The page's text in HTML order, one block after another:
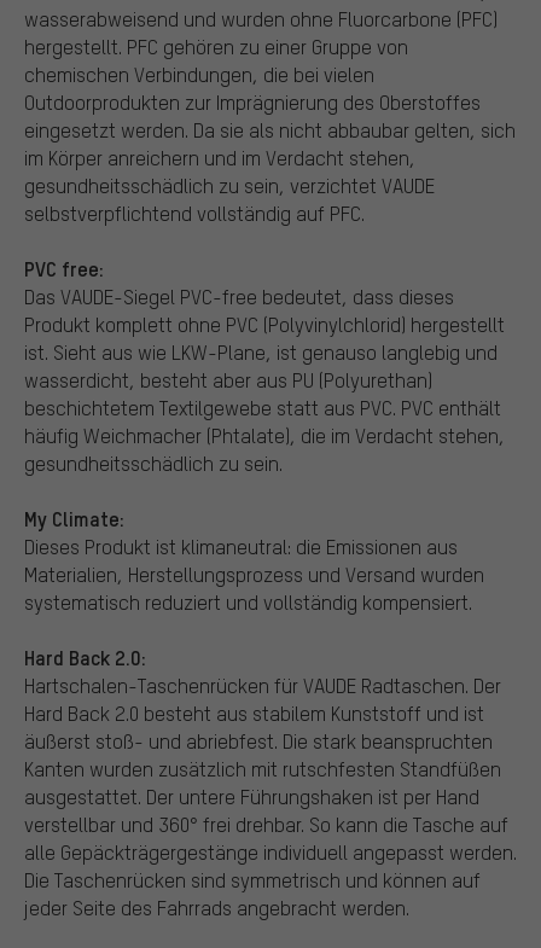
wasserabweisend und wurden ohne Fluorcarbone (PFC)
hergestellt. PFC gehören zu einer Gruppe von
chemischen Verbindungen, die bei vielen
Outdoorprodukten zur Imprägnierung des Oberstoffes
eingesetzt werden. Da sie als nicht abbaubar gelten, sich
im Körper anreichern und im Verdacht stehen,
gesundheitsschädlich zu sein, verzichtet VAUDE
selbstverpflichtend vollständig auf PFC.
PVC free:
Das VAUDE-Siegel PVC-free bedeutet, dass dieses
Produkt komplett ohne PVC (Polyvinylchlorid) hergestellt
ist. Sieht aus wie LKW-Plane, ist genauso langlebig und
wasserdicht, besteht aber aus PU (Polyurethan)
beschichtetem Textilgewebe statt aus PVC. PVC enthält
häufig Weichmacher (Phtalate), die im Verdacht stehen,
gesundheitsschädlich zu sein.
My Climate:
Dieses Produkt ist klimaneutral: die Emissionen aus
Materialien, Herstellungsprozess und Versand wurden
systematisch reduziert und vollständig kompensiert.
Hard Back 2.0:
Hartschalen-Taschenrücken für VAUDE Radtaschen. Der
Hard Back 2.0 besteht aus stabilem Kunststoff und ist
äußerst stoß- und abriebfest. Die stark beanspruchten
Kanten wurden zusätzlich mit rutschfesten Standfüßen
ausgestattet. Der untere Führungshaken ist per Hand
verstellbar und 360° frei drehbar. So kann die Tasche auf
alle Gepäckträgergestänge individuell angepasst werden.
Die Taschenrücken sind symmetrisch und können auf
jeder Seite des Fahrrads angebracht werden.